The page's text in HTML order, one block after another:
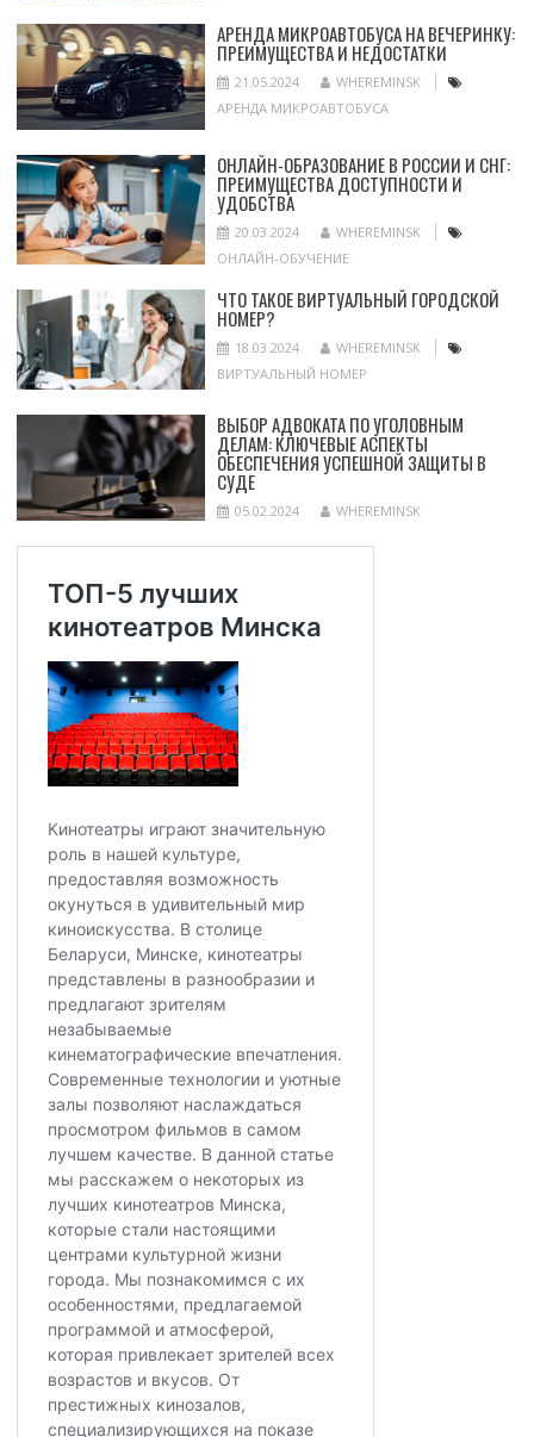
АРЕНДА МИКРОАВТОБУСА НА ВЕЧЕРИНКУ:
ПРЕИМУЩЕСТВА И НЕДОСТАТКИ
21.05.2024
WHEREMINSK
АРЕНДА МИКРОАВТОБУСА
ОНЛАЙН-ОБРАЗОВАНИЕ В РОССИИ И СНГ:
ПРЕИМУЩЕСТВА ДОСТУПНОСТИ И
УДОБСТВА
20.03.2024
WHEREMINSK
ОНЛАЙН-ОБУЧЕНИЕ
ЧТО ТАКОЕ ВИРТУАЛЬНЫЙ ГОРОДСКОЙ
НОМЕР?
18.03.2024
WHEREMINSK
ВИРТУАЛЬНЫЙ НОМЕР
ВЫБОР АДВОКАТА ПО УГОЛОВНЫМ
ДЕЛАМ: КЛЮЧЕВЫЕ АСПЕКТЫ
ОБЕСПЕЧЕНИЯ УСПЕШНОЙ ЗАЩИТЫ В
СУДЕ
05.02.2024 WHEREMINSK